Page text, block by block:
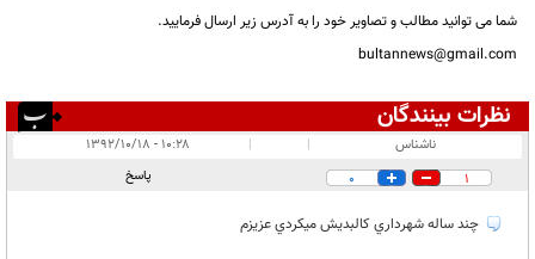
شما می توانید مطالب و تصاویر خود را به آدرس زیر ارسال فرمایید.
bultannews@gmail.com
نظرات بینندگان
در انتظار بررسی:۱
ناشناس |
|
۱۰:۲۸ - ۱۳۹۲/۱۰/۱۸
1
0 پاسخ
چند ساله شهرداري كالبديش ميكردي عزيزم